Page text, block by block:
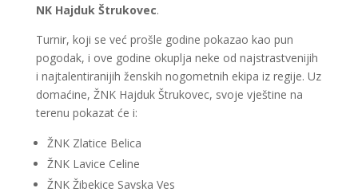
NK Hajduk Štrukovec.
Turnir, koji se već prošle godine pokazao kao pun
pogodak, i ove godine okuplja neke od najstrastvenijih
i najtalentiranijih ženskih nogometnih ekipa iz regije. Uz
domaćine, ŽNK Hajduk Štrukovec, svoje vještine na
terenu pokazat će i:
ŽNK Zlatice Belica
ŽNK Lavice Celine
ŽNK Žibekice Savska Ves